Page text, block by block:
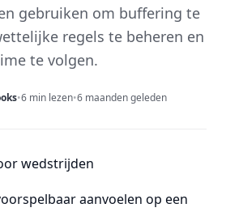
gebruiken om buffering te
regels te beheren en
te volgen.
•6 min lezen•6 maanden geleden
aanvoelen op een